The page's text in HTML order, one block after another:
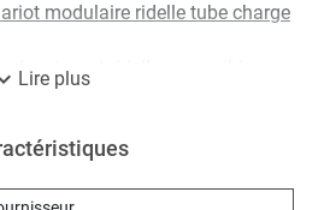
modulaire ridelle tube charge
dossiers et ridelles amovibles
des besoins de l'utilisateur.
épaisseur 16 mm, ne se fend
Lire plus